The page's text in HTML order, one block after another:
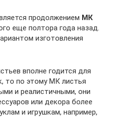
продолжением МК
еще полтора года назад.
изготовления
вполне годится для
то по этому МК листья
и реалистичными, они
или декора более
и игрушкам, например,